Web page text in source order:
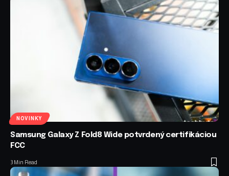
NOVINKY
Samsung Galaxy Z Fold8 Wide potvrdený certifikáciou
FCC
3 Min Read